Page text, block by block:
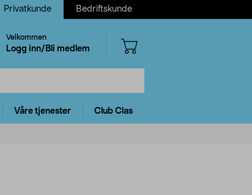
Privatkunde Bedriftskunde
Velkommen
Logg inn/Bli medlem
Våre tjenester Club Clas